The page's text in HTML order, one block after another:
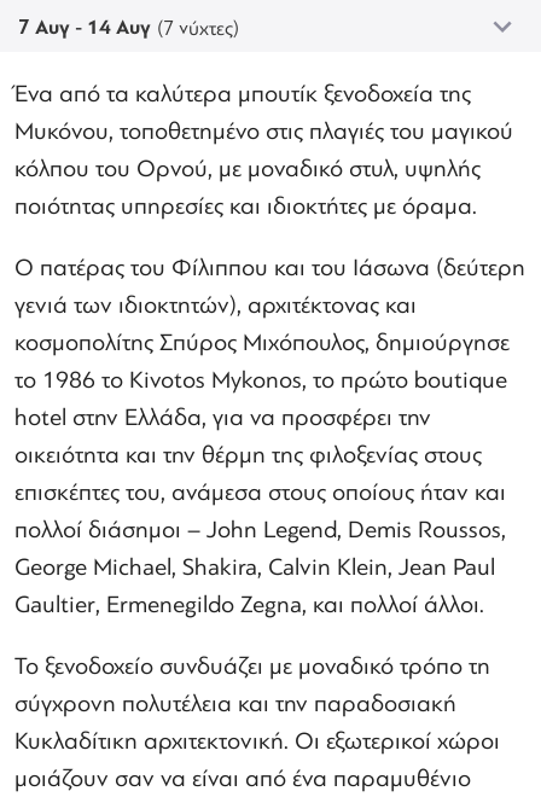
7 Αυγ - 14 Αυγ (7 νύχτες)
Ένα από τα καλύτερα μπουτίκ ξενοδοχεία της
Μυκόνου, τοποθετημένο στις πλαγιές του μαγικού
κόλπου του Ορνού, με μοναδικό στυλ, υψηλής
ποιότητας υπηρεσίες και ιδιοκτήτες με όραμα.
Ο πατέρας του Φίλιππου και του Ιάσωνα (δεύτερη
γενιά των ιδιοκτητών), αρχιτέκτονας και
κοσμοπολίτης Σπύρος Μιχόπουλος, δημιούργησε
το 1986 το Kivotos Mykonos, το πρώτο boutique
hotel στην Ελλάδα, για να προσφέρει την
οικειότητα και την θέρμη της φιλοξενίας στους
επισκέπτες του, ανάμεσα στους οποίους ήταν και
πολλοί διάσημοι – John Legend, Demis Roussos,
George Michael, Shakira, Calvin Klein, Jean Paul
Gaultier, Ermenegildo Zegna, και πολλοί άλλοι.
Το ξενοδοχείο συνδυάζει με μοναδικό τρόπο τη
σύγχρονη πολυτέλεια και την παραδοσιακή
Κυκλαδίτικη αρχιτεκτονική. Οι εξωτερικοί χώροι
μοιάζουν σαν να είναι από ένα παραμυθένιο